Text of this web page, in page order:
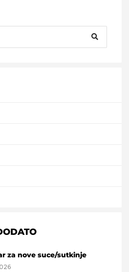
za nove suce/sutkinje